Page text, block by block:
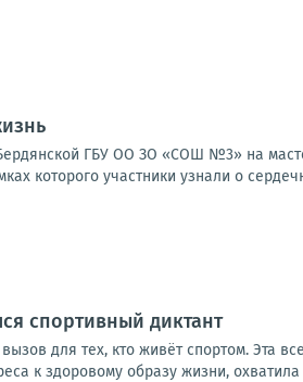
ГБУ ОО ЗО «СОШ №3» на
которого участники узнали о
спортивный диктант
для тех, кто живёт спортом. Эта
к здоровому образу жизни,